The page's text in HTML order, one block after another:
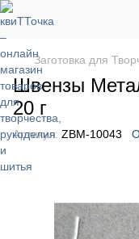
Заготовка для
Швензы
20 г
Артикул: ZBM-10043